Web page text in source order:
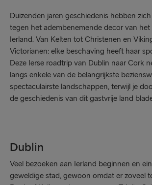
Duizenden jaren geschiedenis hebben
tegen het adembenemende decor van het
Ierland. Van Kelten tot Christenen en
Victorianen: elke beschaving heeft haar
Deze Ierse roadtrip van Dublin naar Cork
langs enkele van de belangrijkste
spectaculairste landschappen, terwijl je
de geschiedenis van dit gastvrije land
Dublin
Veel bezoeken aan Ierland beginnen en
geweldige stad, gewoon omdat er zoveel